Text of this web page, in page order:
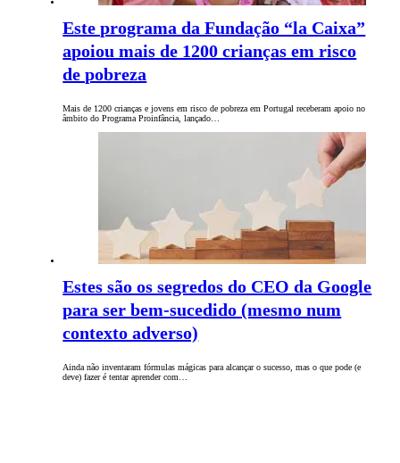
Este programa da Fundação “la Caixa”
apoiou mais de 1200 crianças em risco
de pobreza
Mais de 1200 crianças e jovens em risco de pobreza em Portugal receberam apoio no
âmbito do Programa Proinfância, lançado…
Estes são os segredos do CEO da Google
para ser bem-sucedido (mesmo num
contexto adverso)
Ainda não inventaram fórmulas mágicas para alcançar o sucesso, mas o que pode (e
deve) fazer é tentar aprender com…